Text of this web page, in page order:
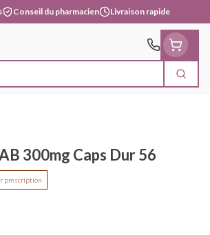
Conseil du pharmacien Livraison rapide
300mg Caps Dur 56
prescription